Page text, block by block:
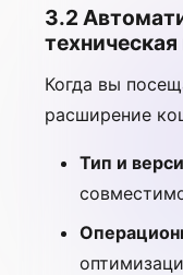
3.2
Когда вы
расширение
Тип и